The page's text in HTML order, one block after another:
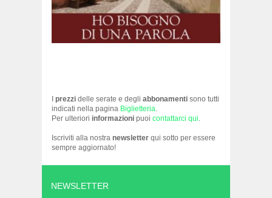
I prezzi delle serate e degli abbonamenti sono tutti
indicati nella pagina Biglietteria.
Per ulteriori informazioni puoi contattarci qui.
Iscriviti alla nostra newsletter qui sotto per essere
sempre aggiornato!
NEWSLETTER